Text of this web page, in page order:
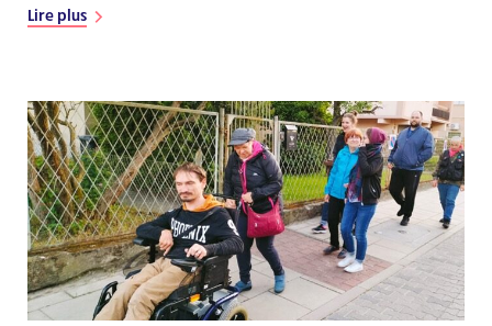
Lire plus